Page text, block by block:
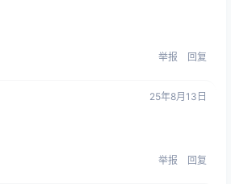
举报 回复
25年8月13日
举报 回复